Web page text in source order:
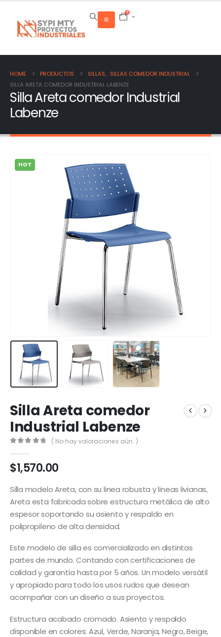
0
HOME PRODUCTOS SILLAS, SILLAS COMEDOR INDUSTRIAL
SILLA ARETA COMEDOR INDUSTRIAL LABENZE
Silla Areta comedor Industrial
Labenze
HOT
Silla Areta comedor
Industrial Labenze
( No hay valoraciones aún. )
$1,570.00
Silla modelo Areta, con su linea robusta y lineas livianas,
Areta esta fabricada sobre estructura metálica de alto
espesor soportando su asiento y respaldo en
polipropileno de alta densidad.
Este modelo de silla es comercializado en distintas
partes de mundo. Contando con certificaciones de
calidad y garantía hasta por 5 años. Un modelo versátil
y apropiado para todo los usos rudos que desean
acompañar con un diseño a sus proyectos.
Estructura acabado cromado. Asiento y respaldo
disponible en colores: Azul, Verde, Naranja, Negro, Beige,